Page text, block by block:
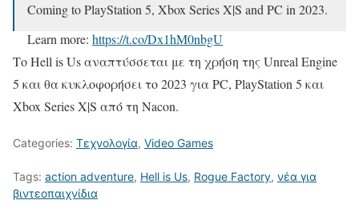
Coming to PlayStation 5, Xbox Series X|S and PC in 2023.
Learn more: https://t.co/Dx1hM0nbgU
pic.twitter.com/pGAMJ3kWG5
— Nacon (@Nacon)April 12, 2022
Το Hell is Us αναπτύσσεται με τη χρήση της Unreal Engine
5 και θα κυκλοφορήσει το 2023 για PC, PlayStation 5 και
Xbox Series X|S από τη Nacon.
Categories: Τεχνολογία, Video Games
Tags: action adventure, Hell is Us, Rogue Factory, νέα για
βιντεοπαιχνίδια